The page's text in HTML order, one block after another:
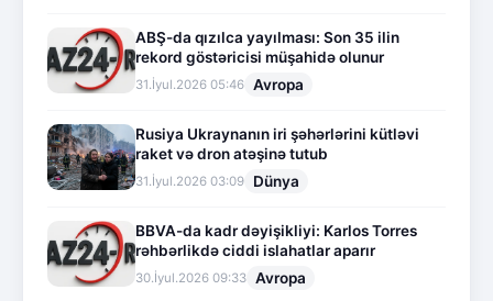
ABŞ-da qızılca yayılması: Son 35 ilin
rekord göstəricisi müşahidə olunur
31.İyul.2026 05:46 Avropa
Rusiya Ukraynanın iri şəhərlərini kütləvi
raket və dron atəşinə tutub
31.İyul.2026 03:09 Dünya
BBVA-da kadr dəyişikliyi: Karlos Torres
rəhbərlikdə ciddi islahatlar aparır
30.İyul.2026 09:33 Avropa